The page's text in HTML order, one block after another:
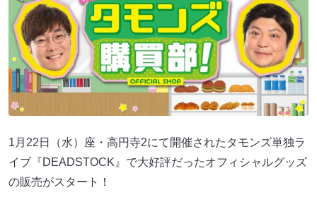
1月22日（水）座・高円寺2にて開催されたタモンズ単独ラ
イブ『DEADSTOCK』で大好評だったオフィシャルグッズ
の販売がスタート！